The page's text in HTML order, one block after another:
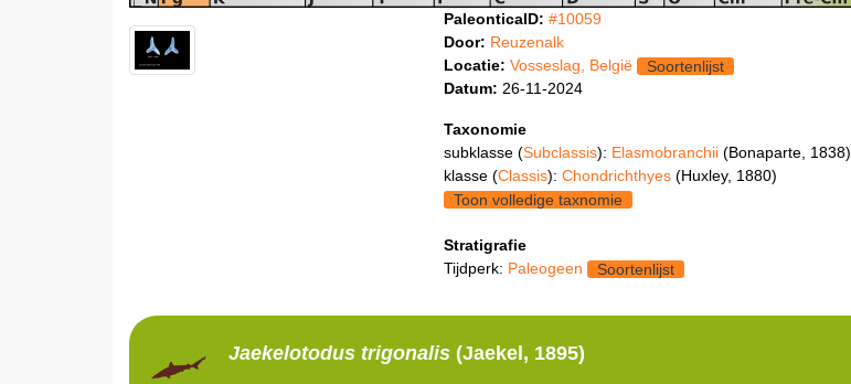
PaleonticaID: #10059
Door: Reuzenalk
Locatie: Vosseslag, België
Soortenlijst
Datum: 26-11-2024
Taxonomie
subklasse (Subclassis): Elasmobranchii (Bonaparte, 1838)
klasse (Classis): Chondrichthyes (Huxley, 1880)
Toon volledige taxnomie
Stratigrafie
Tijdperk: Paleogeen Soortenlijst
Jaekelotodustrigonalis (Jaekel, 1895)